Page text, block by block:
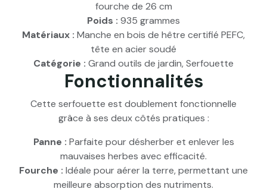
fourche de 26 cm
Poids : 935 grammes
Matériaux : Manche en bois de hêtre certifié PEFC,
tête en acier soudé
Catégorie : Grand outils de jardin, Serfouette
Fonctionnalités
Cette serfouette est doublement fonctionnelle
grâce à ses deux côtés pratiques :
Panne : Parfaite pour désherber et enlever les
mauvaises herbes avec efficacité.
Fourche : Idéale pour aérer la terre, permettant une
meilleure absorption des nutriments.